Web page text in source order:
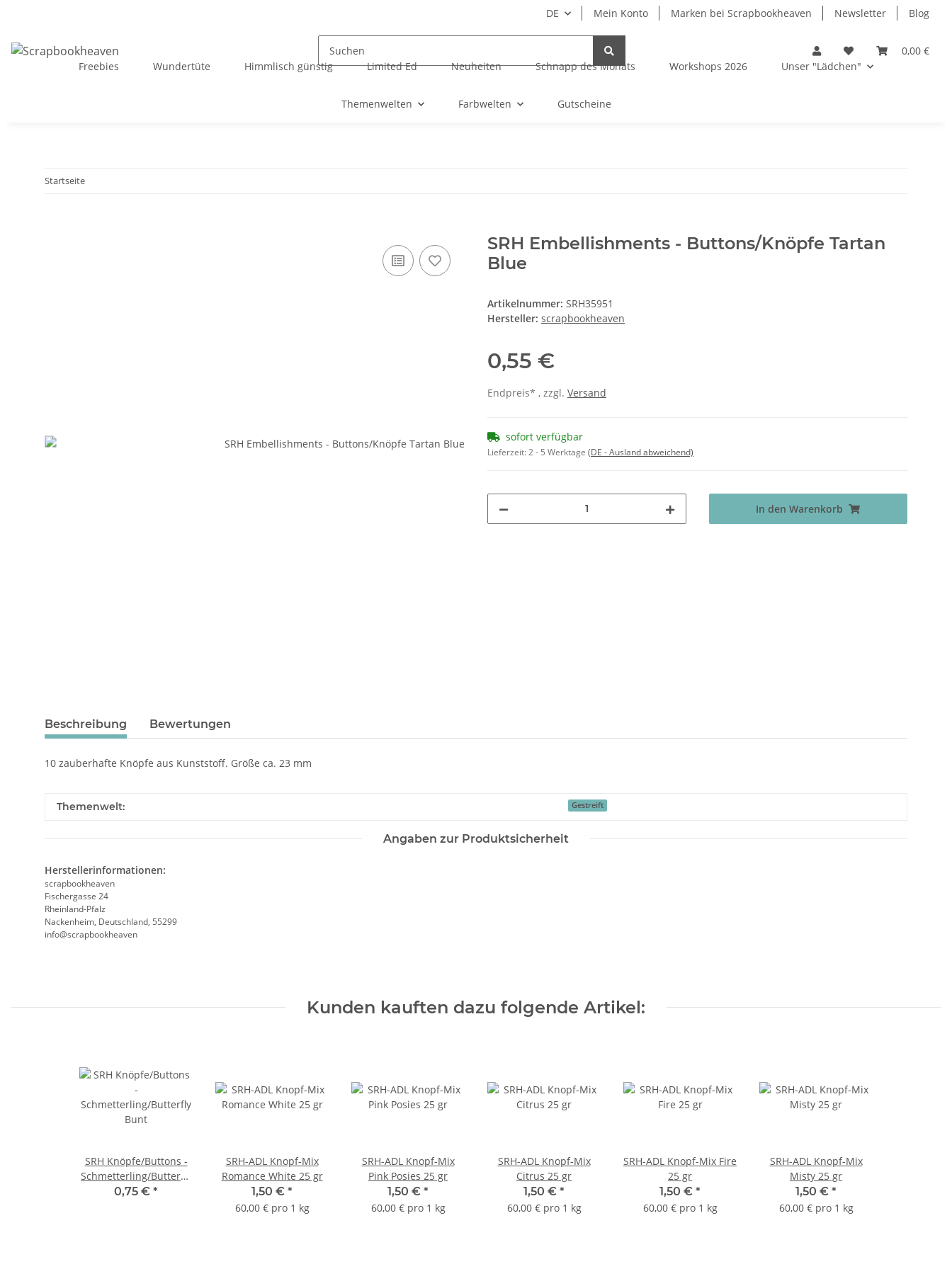
DE Mein Konto Marken bei Scrapbookheaven Newsletter Blog
0,00 €
Freebies
Wundertüte Himmlisch günstig Limited Ed Neuheiten Schnapp des Monats Workshops 2026 Unser "Lädchen"
Themenwelten Farbwelten Gutscheine
Startseite
SRH Embellishments - Buttons/Knöpfe Tartan
Blue
Artikelnummer: SRH35951
Hersteller: scrapbookheaven
0,55 €
Endpreis* , zzgl. Versand
sofort verfügbar
Lieferzeit:2 - 5 Werktage (DE - Ausland abweichend)
In den Warenkorb
Beschreibung Bewertungen
10 zauberhafte Knöpfe aus Kunststoff. Größe ca. 23 mm
Themenwelt: Gestreift
Angaben zur Produktsicherheit
Herstellerinformationen:
scrapbookheaven
Fischergasse 24
Rheinland-Pfalz
Nackenheim, Deutschland, 55299
info@scrapbookheaven
Kunden kauften dazu folgende Artikel:
SRH Knöpfe/Buttons -
Schmetterling/Butterfly
Bunt
0,75 € *
SRH-ADL Knopf-Mix
Romance White 25 gr
1,50 € *
60,00 € pro 1 kg
SRH-ADL Knopf-Mix
Pink Posies 25 gr
1,50 € *
60,00 € pro 1 kg
SRH-ADL Knopf-Mix
Citrus 25 gr
1,50 € *
60,00 € pro 1 kg
SRH-ADL Knopf-Mix Fire
25 gr
1,50 € *
60,00 € pro 1 kg
SRH-ADL Knopf-Mix
Misty 25 gr
1,50 € *
60,00 € pro 1 kg